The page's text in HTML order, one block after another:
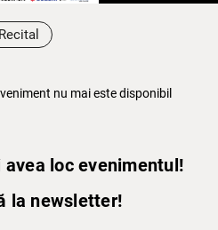
Recital
nu mai este disponibil
loc evenimentul!
la newsletter!